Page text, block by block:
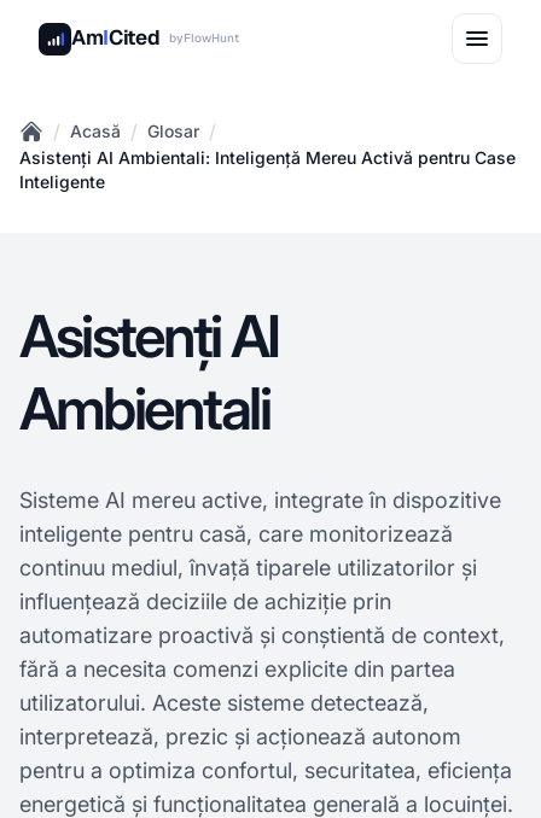
AmICited byFlowHunt
Home
/ Acasă / Glosar /
Asistenți AI Ambientali: Inteligență Mereu Activă pentru Case
Inteligente
Asistenți AI
Ambientali
Sisteme AI mereu active, integrate în dispozitive
inteligente pentru casă, care monitorizează
continuu mediul, învață tiparele utilizatorilor și
influențează deciziile de achiziție prin
automatizare proactivă și conștientă de context,
fără a necesita comenzi explicite din partea
utilizatorului. Aceste sisteme detectează,
interpretează, prezic și acționează autonom
pentru a optimiza confortul, securitatea, eficiența
energetică și funcționalitatea generală a locuinței.